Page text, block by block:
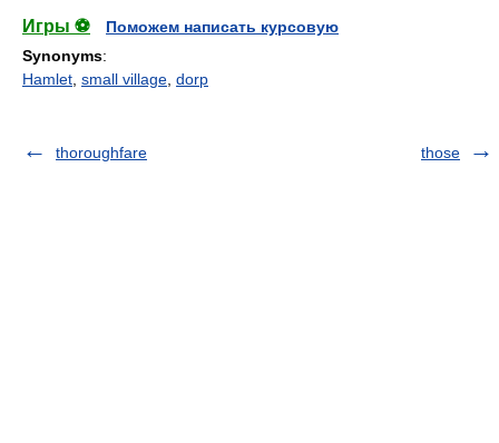
Игры ⚽
Поможем написать курсовую
Synonyms:
Hamlet small village dorp
thoroughfare those